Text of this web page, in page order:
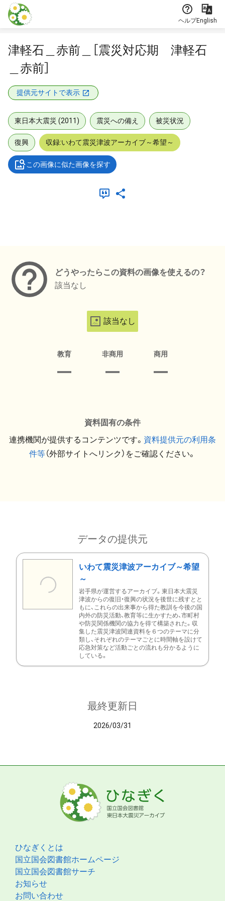
本文に飛ぶ
ヘルプEnglish
津軽石＿赤前＿［震災対応期 津軽石
＿赤前］
提供元サイトで表示
東日本大震災 (2011) 震災への備え 被災状況
復興 収録:いわて震災津波アーカイブ～希望～
この画像に似た画像を探す
どうやったらこの資料の画像を使えるの？
該当なし
該当なし
教育 非商用 商用
資料固有の条件
連携機関が提供するコンテンツです。 資料提供元の利用条
件等（外部サイトへリンク）をご確認ください。
データの提供元
いわて震災津波アーカイブ～希望
～
岩手県が運営するアーカイブ。東日本大震災
津波からの復旧・復興の状況を後世に残すとと
もに、これらの出来事から得た教訓を今後の国
内外の防災活動、教育等に生かすため、市町村
や防災関係機関の協力を得て構築された。収
集した震災津波関連資料を６つのテーマに分
類し、それぞれのテーマごとに時間軸を設けて
応急対策など活動ごとの流れも分かるように
している。
最終更新日
2026/03/31
ひなぎくとは
国立国会図書館ホームページ
国立国会図書館サーチ
お知らせ
お問い合わせ